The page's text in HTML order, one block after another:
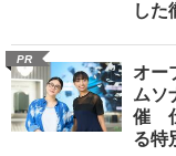
した
PR
オー
ムソ
催
る特